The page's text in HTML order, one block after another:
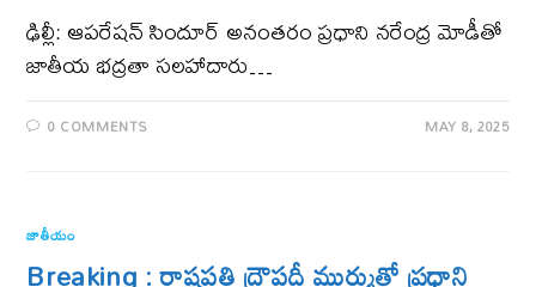
ఢిల్లీ: ఆపరేషన్ సిందూర్ అనంతరం ప్రధాని నరేంద్ర మోడీతో
జాతీయ భద్రతా సలహాదారు…
0 COMMENTS MAY 8, 2025
జాతీయం
Breaking : రాష్ట్రపతి ద్రౌపదీ ముర్ముతో ప్రధాని